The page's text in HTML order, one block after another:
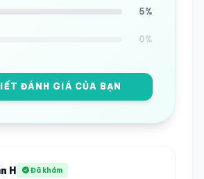
5%
0%
ĐÁNH GIÁ CỦA BẠN
H Đã khám